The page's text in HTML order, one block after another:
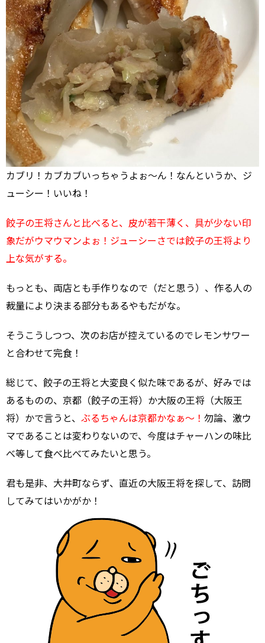
カブリ！カブカブいっちゃうよぉ～ん！なんというか、ジ
ューシー！いいね！
餃子の王将さんと比べると、皮が若干薄く、具が少ない印
象だがウマウマンよぉ！ジューシーさでは餃子の王将より
上な気がする。
もっとも、両店とも手作りなので（だと思う）、作る人の
裁量により決まる部分もあるやもだがな。
そうこうしつつ、次のお店が控えているのでレモンサワー
と合わせて完食！
総じて、餃子の王将と大変良く似た味であるが、好みでは
あるものの、京都（餃子の王将）か大阪の王将（大阪王
将）かで言うと、 ぶるちゃんは京都かなぁ～！ 勿論、激ウ
マであることは変わりないので、今度はチャーハンの味比
べ等して食べ比べてみたいと思う。
君も是非、大井町ならず、直近の大阪王将を探して、訪問
してみてはいかがか！